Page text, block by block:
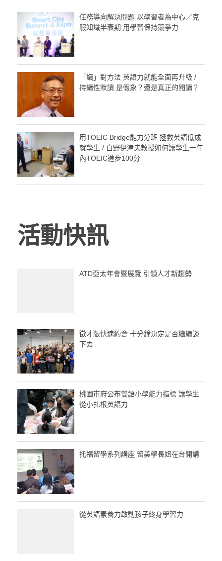
任務導向解決問題 以學習者為中心／克
服知識半衰期 用學習保持競爭力
「讀」對方法 英語力就能全面再升級 /
持續性默讀 是假象？還是真正的閱讀？
用TOEIC Bridge能力分班 拯救英語低成
就學生 / 白野伊津夫教授如何讓學生一年
內TOEIC進步100分
活動快訊
ATD亞太年會暨展覽 引領人才新趨勢
徵才版快速約會 十分鐘決定是否繼續談
下去
桃園市府公布雙語小學能力指標 讓學生
從小扎根英語力
托福留學系列講座 留美學長姐在台開講
從英語素養力啟動孩子終身學習力